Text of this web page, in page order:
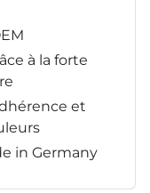
à la forte
et
in Germany